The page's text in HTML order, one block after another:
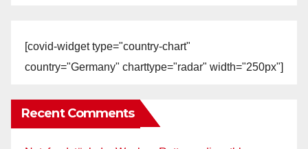
[covid-widget type="country-chart"
country="Germany" charttype="radar" width="250px"]
Recent Comments